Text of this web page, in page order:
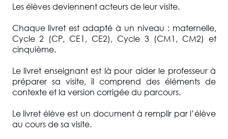
Les élèves deviennent acteurs de leur visite.
Chaque livret est adapté à un niveau : maternelle,
Cycle 2 (CP, CE1, CE2), Cycle 3 (CM1, CM2) et
cinquième.
Le livret enseignant est là pour aider le professeur à
préparer sa visite, il comprend des éléments de
contexte et la version corrigée du parcours.
Le livret élève est un document à remplir par l’élève
au cours de sa visite.